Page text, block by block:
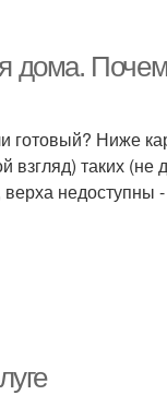
дома.
Ниже
взгляд) таких
недоступны